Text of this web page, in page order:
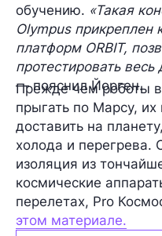
обучению. «Такая
Olympus прикреплен
платформ ORBIT,
протестировать
— пояснил Йорген.
Прежде чем роботы
прыгать по Марсу,
доставить на
холода и перегрева.
изоляция из
космические
перелетах, Pro
этом материале.